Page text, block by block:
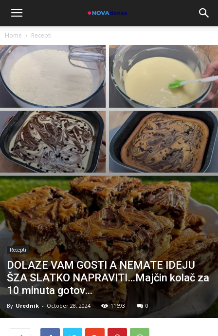
Home Recepti
Recepti
DOLAZE VAM GOSTI A NEMATE IDEJU
ŠZA SLATKO NAPRAVITI…Majčin kolač za
10 minuta gotov…
By Urednik - October 28, 2024 11693 0